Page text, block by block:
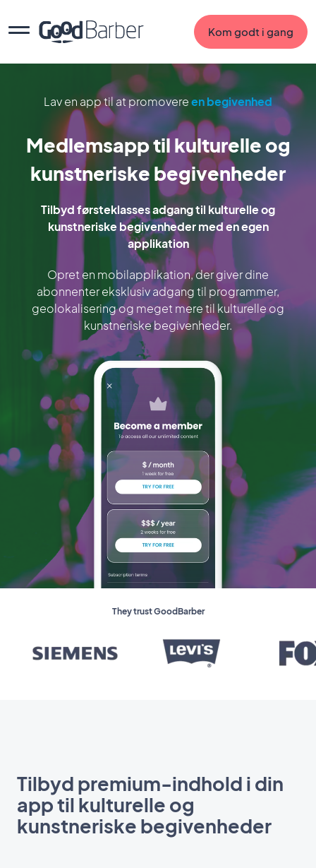
Kom godt i gang
Lav en app til at promovereen begivenhed
Medlemsapp til kulturelle og
kunstneriske begivenheder
Tilbyd førsteklasses adgang til kulturelle og
kunstneriske begivenheder med en egen
applikation
Opret en mobilapplikation, der giver dine
abonnenter eksklusiv adgang til programmer,
geolokalisering og meget mere til kulturelle og
kunstneriske begivenheder.
They trust GoodBarber
Tilbyd premium-indhold i din
app til kulturelle og
kunstneriske begivenheder